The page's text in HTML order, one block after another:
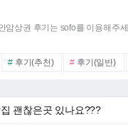
암상권 후기는 sofo를 이용해주
# 후기(추천) # 후기(일반)
괜찮은곳 있나요???